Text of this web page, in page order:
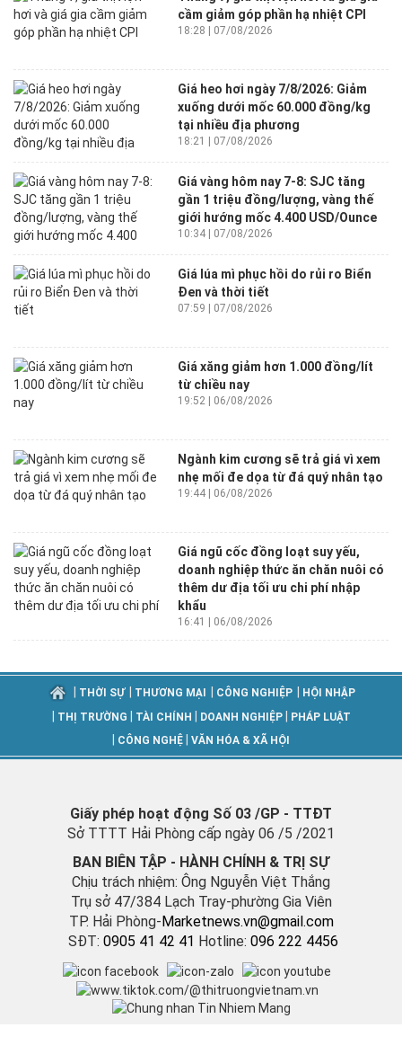
cầm giảm góp phần hạ nhiệt CPI
18:28 | 07/08/2026
Giá heo hơi ngày 7/8/2026: Giảm
xuống dưới mốc 60.000 đồng/kg
tại nhiều địa phương
18:21 | 07/08/2026
Giá vàng hôm nay 7-8: SJC tăng
gần 1 triệu đồng/lượng, vàng thế
giới hướng mốc 4.400 USD/Ounce
10:34 | 07/08/2026
Giá lúa mì phục hồi do rủi ro Biển
Đen và thời tiết
07:59 | 07/08/2026
Giá xăng giảm hơn 1.000 đồng/lít
từ chiều nay
19:52 | 06/08/2026
Ngành kim cương sẽ trả giá vì xem
nhẹ mối đe dọa từ đá quý nhân tạo
19:44 | 06/08/2026
Giá ngũ cốc đồng loạt suy yếu,
doanh nghiệp thức ăn chăn nuôi có
thêm dư địa tối ưu chi phí nhập
khẩu
16:41 | 06/08/2026
THỜI SỰ THƯƠNG MẠI CÔNG NGHIỆP HỘI NHẬP
THỊ TRƯỜNG TÀI CHÍNH DOANH NGHIỆP PHÁP LUẬT
CÔNG NGHỆ VĂN HÓA & XÃ HỘI
Giấy phép hoạt động Số 03 /GP - TTĐT
Sở TTTT Hải Phòng cấp ngày 06 /5 /2021
BAN BIÊN TẬP - HÀNH CHÍNH & TRỊ SỰ
Chịu trách nhiệm: Ông Nguyễn Việt Thắng
Trụ sở 47/384 Lạch Tray-phường Gia Viên
TP. Hải Phòng- Marketnews.vn@gmail.com
SĐT: 0905 41 42 41 Hotline: 096 222 4456